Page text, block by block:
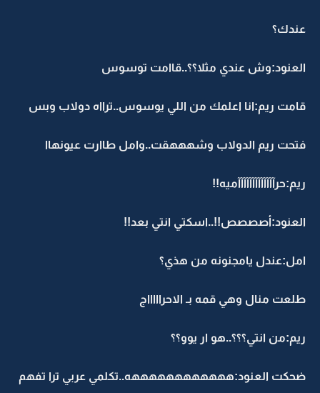
عندك؟
العنود:وش عندي مثلا؟؟..قاامت توسوس
قامت ريم:انا اعلمك من اللي يوسوس..ترااه دولاب وبس
فتحت ريم الدولاب وشهههقت..وامل طاارت عيونهاا
ريم:حرآآآآآآآآآآآآآميه!!
العنود:أصصصص!!..اسكتي انتي بعد!!
امل:عندل يامجنونه من هذي؟
طلعت منال وهي قمه بـ الاحراااااج
ريم:من انتي؟؟؟..هو ار يوو؟؟
ضحكت العنود:ههههههههههههه..تكلمي عربي ترا تفهم